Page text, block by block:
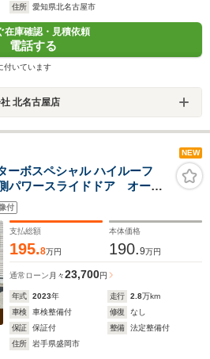
住所
愛知県北名古屋市
在庫確認・見積依頼
電話する
付いています
北名古屋店
NEW
ボスペシャル ハイルーフ
ワースライドドア オート
ートハイビーム フォグラン
アイドリングストップ 衝
AW 純正フロアマット
付
支払総額
195.8万円
本体価格
190.9万円
通常ローン 月々23,700円
年式 2023年 走行 2.8万km
車検
車検整備付 修復
なし
保証
保証付 整備
法定整備付
住所
岩手県盛岡市